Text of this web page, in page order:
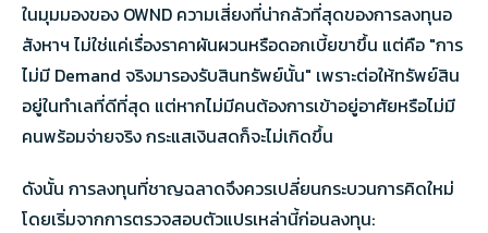
ในมุมมองของ OWND ความเสี่ยงที่น่ากลัวที่สุดของการลงทุนอ
สังหาฯ ไม่ใช่แค่เรื่องราคาผันผวนหรือดอกเบี้ยขาขึ้น แต่คือ "การ
ไม่มี Demand จริงมารองรับสินทรัพย์นั้น" เพราะต่อให้ทรัพย์สิน
อยู่ในทำเลที่ดีที่สุด แต่หากไม่มีคนต้องการเข้าอยู่อาศัยหรือไม่มี
คนพร้อมจ่ายจริง กระแสเงินสดก็จะไม่เกิดขึ้น
ดังนั้น การลงทุนที่ชาญฉลาดจึงควรเปลี่ยนกระบวนการคิดใหม่
โดยเริ่มจากการตรวจสอบตัวแปรเหล่านี้ก่อนลงทุน: